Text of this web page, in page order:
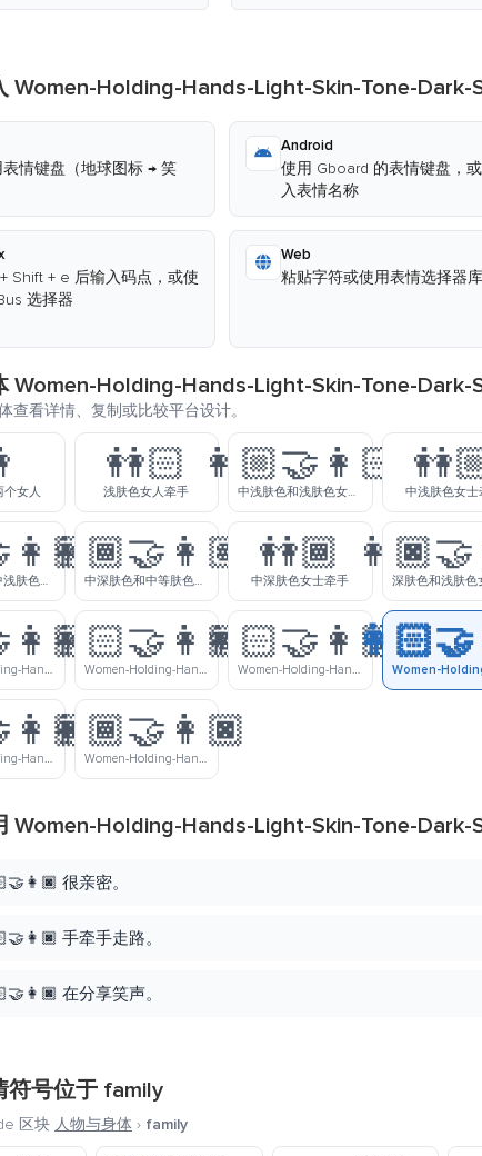
Women-Holding-Hands-Light-Skin-Tone-Dark-
情键盘（地球图标 → 笑
Android
使用 Gboard 的表情键盘，
入表情名称
Shift + e 后输入码点，或使
选择器
Web
粘贴字符或使用表情选择器库
Women-Holding-Hands-Light-Skin-Tone-Dark-
查看详情、复制或比较平台设计。
个女人
👭🏻
浅肤色女人牵手
👩🏼‍🤝‍👩🏻
中浅肤色和浅肤色女人牵手 中浅肤色女士
中深肤色和中浅肤色女士牵手
👩🏾‍🤝‍👩🏽
中深肤色和中等肤色女士牵手
👭🏾
中深肤色女士牵手
Women-Holding-Hands-Light-Skin-Tone-Medium-Light-Skin-Tone
👩🏻‍🤝‍👩🏽
Women-Holding-Hands-Light-Skin-Tone-Medium-Skin-Tone
👩🏻‍🤝‍👩🏾
Women-Holding-Hands-Light-Skin-Tone-Medium-Dark-Skin-Tone
Women-Holding-Hands-Medium-Skin-Tone-Dark-Skin-Tone
👩🏾‍🤝‍👩🏿
Women-Holding-Hands-Medium-Dark-Skin-Tone-Dark-Skin-Tone
Women-Holding-Hands-Light-Skin-Tone-Dark-
很亲密。
手牵手走路。
在分享笑声。
符号位于 family
区块 人物与身体 › family